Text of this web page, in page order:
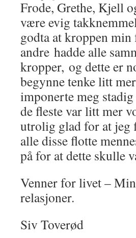
Frode, Grethe, Kjell
være evig
godta at kroppen min
andre hadde alle
kropper, og dette er
begynne tenke litt
imponerte meg
de fleste var litt mer
utrolig glad for at jeg
alle disse flotte
på for at dette
Venner for livet –
relasjoner.
Siv Toverød